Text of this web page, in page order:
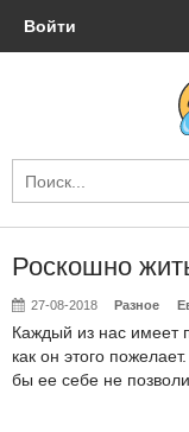
Войти
Роскошно
27-08-2018 Разное
Каждый из нас имеет
как он этого
бы ее себе не